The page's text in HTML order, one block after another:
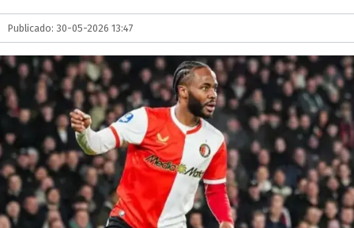
Publicado: 30-05-2026 13:47